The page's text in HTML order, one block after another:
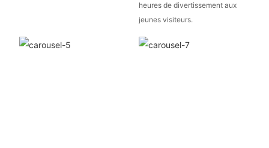
heures de divertissement aux
jeunes visiteurs.